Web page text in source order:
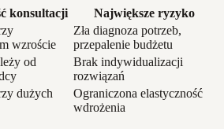
konsultacji
Największe ryzyko
wzroście
Zła diagnoza potrzeb,
przepalenie budżetu
od
Brak indywidualizacji
rozwiązań
dużych
Ograniczona elastyczność
wdrożenia